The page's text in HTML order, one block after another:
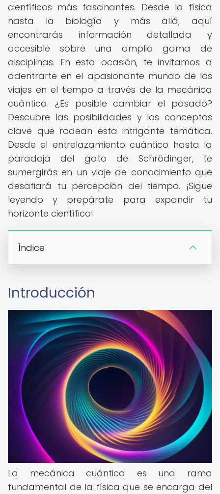
científicos más fascinantes. Desde la física
hasta la biología y más allá, aquí
encontrarás información detallada y
accesible sobre una amplia gama de
disciplinas. En esta ocasión, te invitamos a
adentrarte en el apasionante mundo de los
viajes en el tiempo a través de la mecánica
cuántica. ¿Es posible cambiar el pasado?
Descubre las posibilidades y los conceptos
clave que rodean esta intrigante temática.
Desde el entrelazamiento cuántico hasta la
paradoja del gato de Schrödinger, te
sumergirás en un viaje de conocimiento que
desafiará tu percepción del tiempo. ¡Sigue
leyendo y prepárate para expandir tu
horizonte científico!
Índice
Introducción
La mecánica cuántica es una rama
fundamental de la física que se encarga del